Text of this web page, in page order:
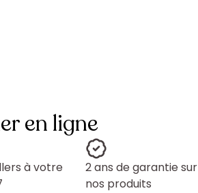
en ligne
à votre
2 ans de garantie sur
nos produits